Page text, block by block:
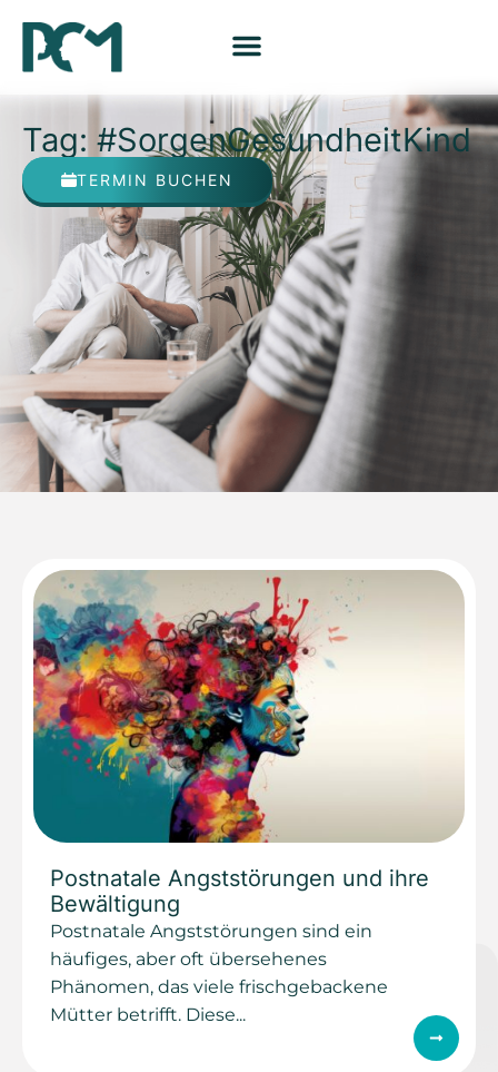
Tag: #SorgenGesundheitKind
TERMIN BUCHEN
Postnatale Angststörungen und ihre
Bewältigung
Postnatale Angststörungen sind ein
häufiges, aber oft übersehenes
Phänomen, das viele frischgebackene
Mütter betrifft. Diese...